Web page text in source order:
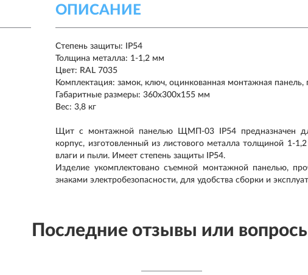
ОПИСАНИЕ
Степень защиты: IP54
Толщина металла: 1-1,2 мм
Цвет: RAL 7035
Комплектация: замок, ключ, оцинкованная монтажная панель,
Габаритные размеры: 360х300х155 мм
Вес: 3,8 кг
Щит с монтажной панелью ЩМП-03 IP54 предназначен
корпус, изготовленный из листового металла толщиной 1-
влаги и пыли. Имеет степень защиты IP54.
Изделие укомплектовано съемной монтажной панелью,
знаками электробезопасности, для удобства сборки и
Последние отзывы или